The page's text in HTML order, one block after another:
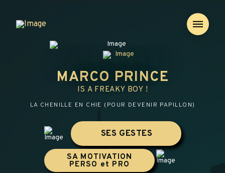
MARCO PRINCE
IS A FREAKY BOY !
LA CHENILLE EN CHIE (POUR DEVENIR PAPILLON)
SES GESTES
SA MOTIVATION
PERSO et PRO